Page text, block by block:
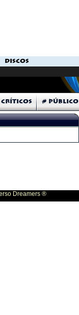
DISCOS
Críticos # Público
Dreamers ®